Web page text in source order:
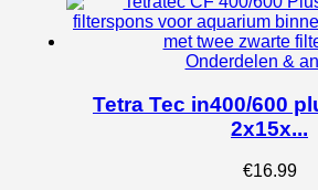
Onderdelen &
Tetra Tec in400/600
2x15x...
€16.99